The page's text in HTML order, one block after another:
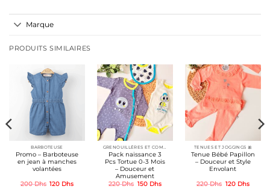
Marque
PRODUITS SIMILAIRES
BARBOTEUSE
Promo – Barboteuse
en jean à manches
volantées
200Dhs Le
120 DhsLe
GRENOUILLÉRES ET COMBINAISONS COTON 👶
Pack naissance 3
Pcs Tortue 0-3 Mois
– Douceur et
Amusement
220Dhs Le
150 DhsLe
TENUES ET JOGGINGS 🎀
Tenue Bébé Papillon
– Douceur et Style
Envolant
220Dhs Le
120 DhsLe